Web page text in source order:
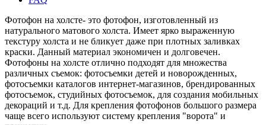
Фотофон на холсте- это фотофон, изготовленный из
натурального матового холста. Имеет ярко выраженную
текстуру холста и не бликует даже при плотных заливках
краски. Данный материал экономичен и долговечен.
Фотофоны на холсте отлично подходят для множества
различных съемок: фотосъемки детей и новорожденных,
фотосъемки каталогов интернет-магазинов, брендированных
фотосъемок, студийных фотосъемок, для создания мобильных
декораций и т.д. Для крепления фотофонов большого размера
чаще всего используют систему крепления "ворота" и